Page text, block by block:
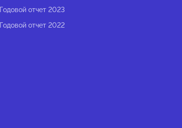
Годовой отчет 2023
Годовой отчет 2022